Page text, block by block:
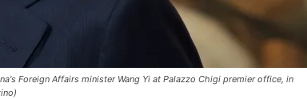
Foreign Affairs minister Wang Yi at Palazzo Chigi premier office, in